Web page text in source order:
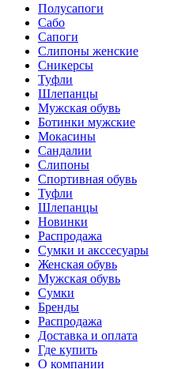
Полусапоги
Сабо
Сапоги
Слипоны женские
Сникерсы
Туфли
Шлепанцы
Мужская обувь
Ботинки мужские
Мокасины
Сандалии
Слипоны
Спортивная обувь
Туфли
Шлепанцы
Новинки
Распродажа
Сумки и акссесуары
Женская обувь
Мужская обувь
Сумки
Бренды
Распродажа
Доставка и оплата
Где купить
О компании